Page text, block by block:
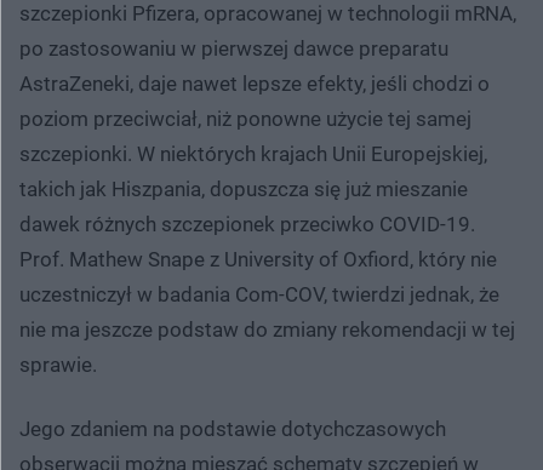
szczepionki Pfizera, opracowanej w technologii mRNA,
po zastosowaniu w pierwszej dawce preparatu
AstraZeneki, daje nawet lepsze efekty, jeśli chodzi o
poziom przeciwciał, niż ponowne użycie tej samej
szczepionki. W niektórych krajach Unii Europejskiej,
takich jak Hiszpania, dopuszcza się już mieszanie
dawek różnych szczepionek przeciwko COVID-19.
Prof. Mathew Snape z University of Oxfiord, który nie
uczestniczył w badania Com-COV, twierdzi jednak, że
nie ma jeszcze podstaw do zmiany rekomendacji w tej
sprawie.
Jego zdaniem na podstawie dotychczasowych
obserwacji można mieszać schematy szczepień w